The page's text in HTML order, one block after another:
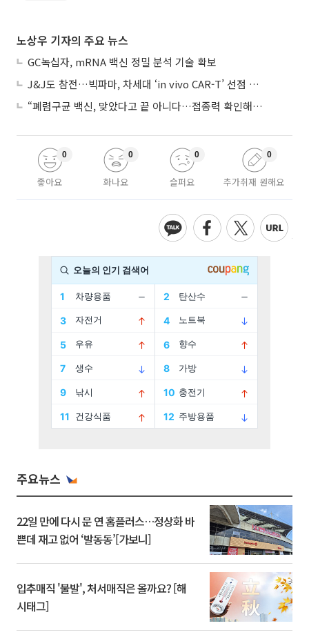
노상우 기자의 주요 뉴스
GC녹십자, mRNA 백신 정밀 분석 기술 확보
J&J도 참전…빅파마, 차세대 ‘in vivo CAR-T’ 선점 경쟁 본격화
“폐렴구균 백신, 맞았다고 끝 아니다…접종력 확인해야”
좋아요
0
화나요
0
슬퍼요
0
추가취재 원해요
0
주요뉴스
22일 만에 다시 문 연 홈플러스…정상화 바
쁜데 재고 없어 ‘발동동’[가보니]
입추매직 '불발', 처서매직은 올까요? [해
시태그]